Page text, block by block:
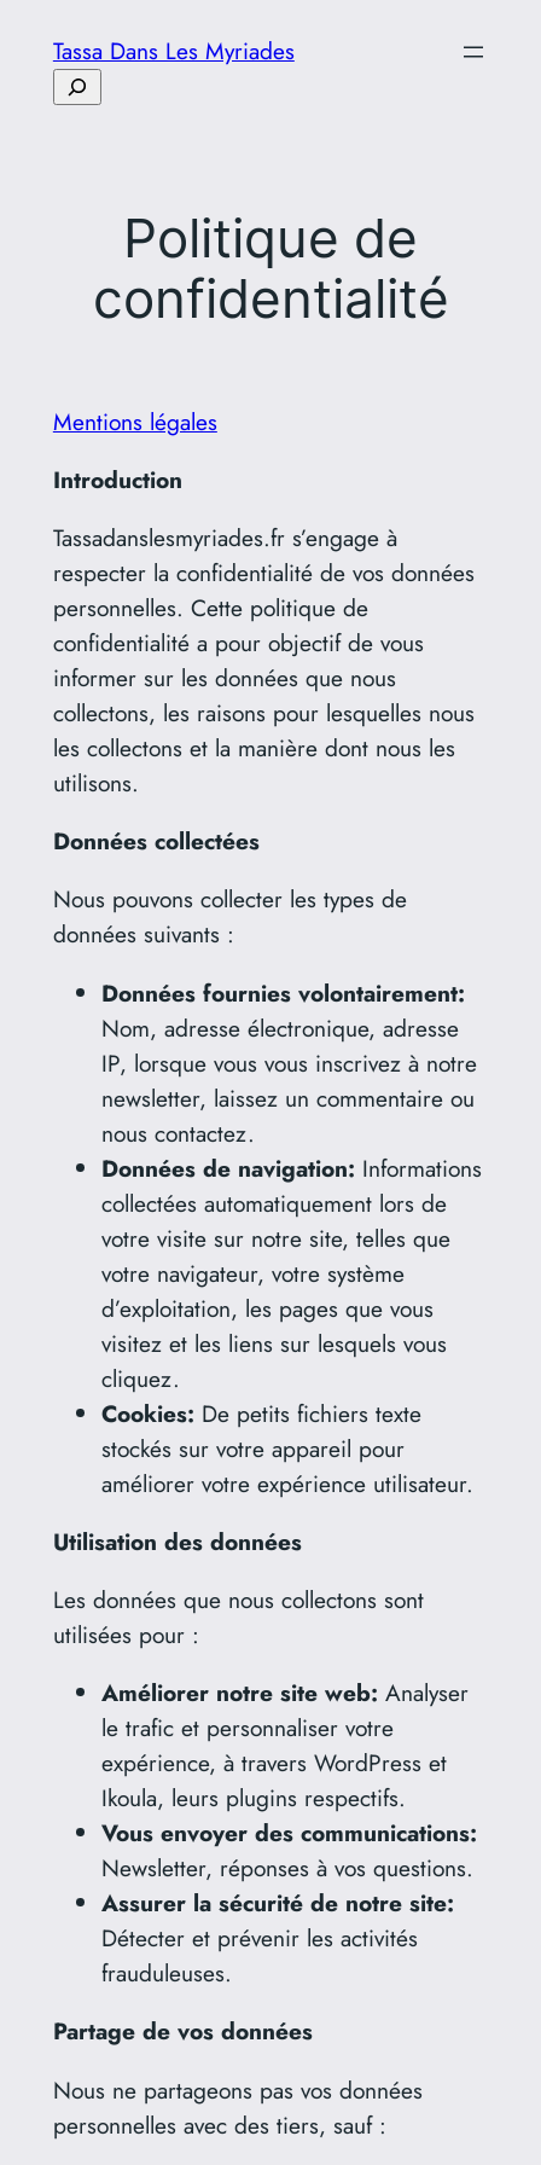
contenu
Tassa Dans Les Myriades
Rechercher
Politique de
confidentialité
Mentions légales
Introduction
Tassadanslesmyriades.fr s’engage à
respecter la confidentialité de vos données
personnelles. Cette politique de
confidentialité a pour objectif de vous
informer sur les données que nous
collectons, les raisons pour lesquelles nous
les collectons et la manière dont nous les
utilisons.
Données collectées
Nous pouvons collecter les types de
données suivants :
Données fournies volontairement:
Nom, adresse électronique, adresse
IP, lorsque vous vous inscrivez à notre
newsletter, laissez un commentaire ou
nous contactez.
Données de navigation: Informations
collectées automatiquement lors de
votre visite sur notre site, telles que
votre navigateur, votre système
d’exploitation, les pages que vous
visitez et les liens sur lesquels vous
cliquez.
Cookies: De petits fichiers texte
stockés sur votre appareil pour
améliorer votre expérience utilisateur.
Utilisation des données
Les données que nous collectons sont
utilisées pour :
Améliorer notre site web: Analyser
le trafic et personnaliser votre
expérience, à travers WordPress et
Ikoula, leurs plugins respectifs.
Vous envoyer des communications:
Newsletter, réponses à vos questions.
Assurer la sécurité de notre site:
Détecter et prévenir les activités
frauduleuses.
Partage de vos données
Nous ne partageons pas vos données
personnelles avec des tiers, sauf :